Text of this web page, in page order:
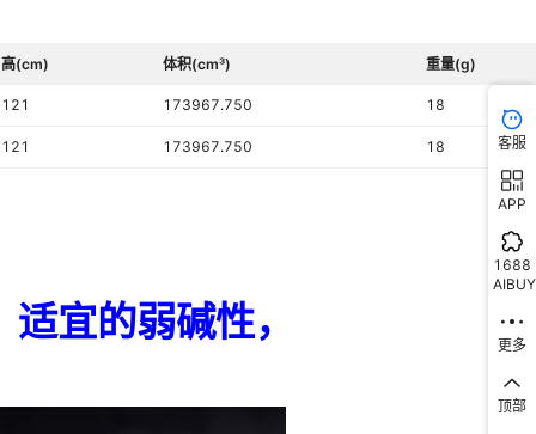
即热矿化富氢水机1000ppb左右,17寸广告屏矿化富氢水机,双水商用
水机,对接富氢水桶加热机,立式即热电解家用富氢水机,高端矿化制氢
机（对接桶装水）1700ppb左右,高配矿化富氢水机1700ppb左右,
-
高(cm) 体积(cm³) 重量(g)
121 173967.750 18
121 173967.750 18 客服
APP
1688
AIBUY
更多
顶部